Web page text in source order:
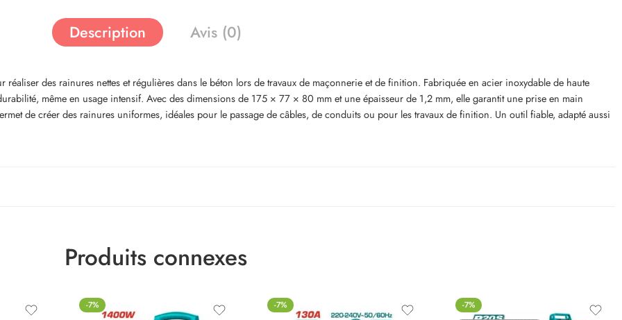
Description Avis (0)
des rainures nettes et régulières dans le béton lors de travaux de maçonnerie et de finition. Fabriquée en acier inoxydable de haute
même en usage intensif. Avec des dimensions de 175 × 77 × 80 mm et une épaisseur de 1,2 mm, elle garantit une prise en main
de créer des rainures uniformes, idéales pour le passage de câbles, de conduits ou pour les travaux de finition. Un outil fiable, adapté aussi
Produits connexes
-7% -7%
-7%